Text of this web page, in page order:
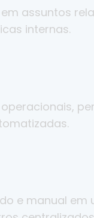
assuntos
internas.
e manual